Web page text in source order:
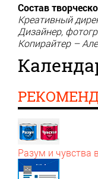
Состав
Креативный
Дизайнер,
Копирайтер –
Разум и чувства